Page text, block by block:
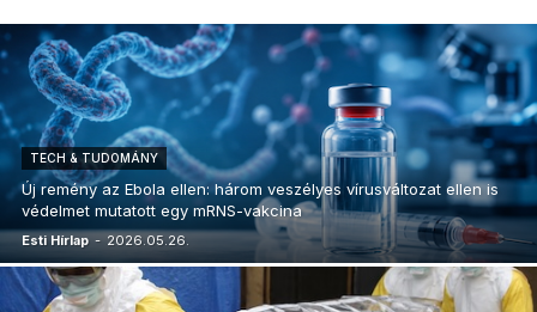
TECH & TUDOMÁNY
Új remény az Ebola ellen: három veszélyes vírusváltozat ellen is
védelmet mutatott egy mRNS-vakcina
Esti Hírlap - 2026.05.26.